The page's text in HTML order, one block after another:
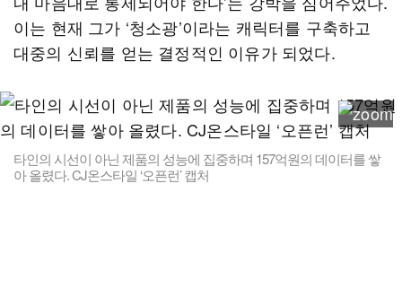
이는 현재 그가 ‘청소광’이라는 캐릭터를 구축하고
대중의 신뢰를 얻는 결정적인 이유가 되었다.
타인의 시선이 아닌 제품의 성능에 집중하며 157억원의 데이터를 쌓
아 올렸다. CJ온스타일 ‘오픈런’ 캡처